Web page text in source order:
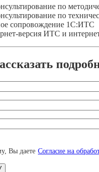
по
по
сопровождение 1С:ИТС
версия ИТС и
Вы даете Согласие на